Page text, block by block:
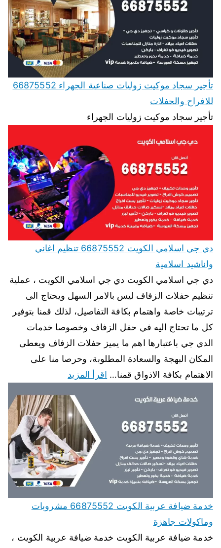
تأجير سجاد موكيت زوليات صناعية الجهراء 66875552
للافراح والحفلات
تأجير سجاد موكيت زوليات الجهراء
دي جي اسلامي الكويت 66875552 تنظيم اغاني
واناشيد اسلامية
دي جي اسلامي الكويت دي جي اسلامي الكويت ، عملية
تنظيم حفلات الزفاف ليس بالامر السهل ويحتاج الى
ترتيبات خاصة واهتمام بكافة التفاصيل، لذلك قمنا بتوفير
كل ما تحتاج اليه في حفل الزفاف وخصوصا خدمات
الدي جي باعتبارها اهم ما يميز حفلات الزفاف ويعطى
المكان البهجة والسعادة المطلوبة، وحرصا منا على
الاهتمام بكافة الاذواق قمنا… اقرأ المزيد
خدمة ضيافة عربية الكويت 66875552 مشروبات
وماكولات جاهزة
خدمة ضيافة عربية الكويت خدمة ضيافة عربية الكويت ،